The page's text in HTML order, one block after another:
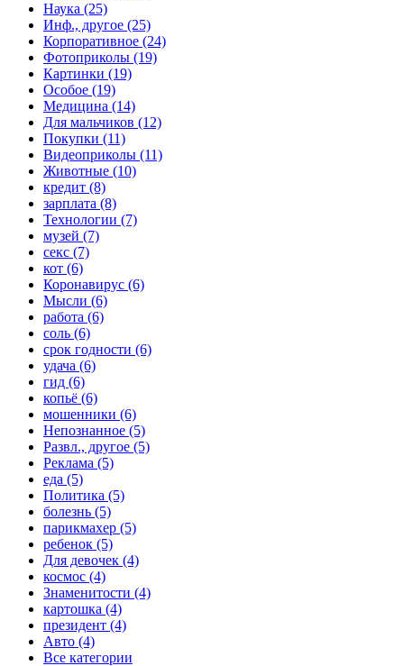
Наука (25)
Инф., другое (25)
Корпоративное (24)
Фотоприколы (19)
Картинки (19)
Особое (19)
Медицина (14)
Для мальчиков (12)
Покупки (11)
Видеоприколы (11)
Животные (10)
кредит (8)
зарплата (8)
Технологии (7)
музей (7)
секс (7)
кот (6)
Коронавирус (6)
Мысли (6)
работа (6)
соль (6)
срок годности (6)
удача (6)
гид (6)
копьё (6)
мошенники (6)
Непознанное (5)
Развл., другое (5)
Реклама (5)
еда (5)
Политика (5)
болезнь (5)
парикмахер (5)
ребенок (5)
Для девочек (4)
космос (4)
Знаменитости (4)
картошка (4)
президент (4)
Авто (4)
Все категории